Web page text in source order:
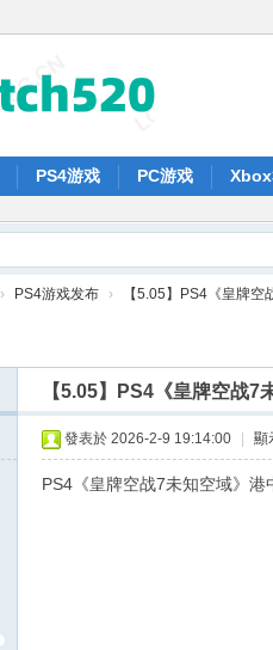
PS4游戏 PC游戏
› PS4游戏发布 › 【5.05】PS4《皇牌
【5.05】PS4《皇牌空战
發表於 2026-2-9 19:14:00 顯
PS4《皇牌空战7未知空域》港